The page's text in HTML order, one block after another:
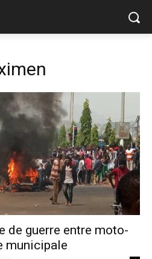
de guerre entre moto-
municipale